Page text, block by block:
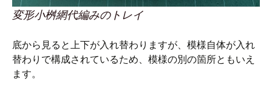
変形小桝網代編みのトレイ
底から見ると上下が入れ替わりますが、模様自体が入れ
替わりで構成されているため、模様の別の箇所ともいえ
ます。